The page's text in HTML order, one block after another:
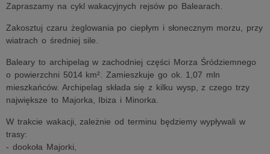
Zapraszamy na cykl wakacyjnych rejsów po Balearach.
Zakosztuj czaru żeglowania po ciepłym i słonecznym morzu, przy
wiatrach o średniej sile.
Baleary to archipelag w zachodniej części Morza Śródziemnego
o powierzchni 5014 km². Zamieszkuje go ok. 1,07 mln
mieszkańców. Archipelag składa się z kilku wysp, z czego trzy
największe to Majorka, Ibiza i Minorka.
W trakcie wakacji, zależnie od terminu będziemy wypływali w
trasy:
- dookoła Majorki,